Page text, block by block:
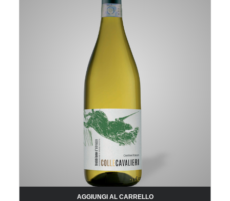
AGGIUNGI AL CARRELLO